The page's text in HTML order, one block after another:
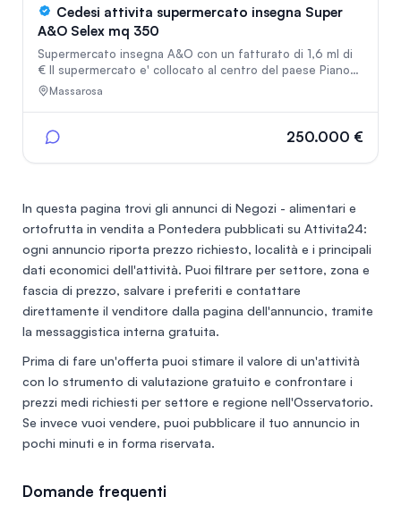
Cedesi attivita supermercato insegna Super
A&O Selex mq 350
Supermercato insegna A&O con un fatturato di 1,6 ml di
€ Il supermercato e' collocato al centro del paese Piano
Di Mommio comune di Massarosa prv.Lu sulla strada
addetto piu libero servizio Frutta e verdura e sala dei
dispone di un impianto fotovoltaico nuovo che genera
Massarosa
250.000 €
In questa pagina trovi gli annunci di Negozi - alimentari e
ortofrutta in vendita a Pontedera pubblicati su Attivita24:
ogni annuncio riporta prezzo richiesto, località e i principali
dati economici dell'attività. Puoi filtrare per settore, zona e
fascia di prezzo, salvare i preferiti e contattare
direttamente il venditore dalla pagina dell'annuncio, tramite
la messaggistica interna gratuita.
Prima di fare un'offerta puoi stimare il valore di un'attività
con lo strumento di valutazione gratuito e confrontare i
prezzi medi richiesti per settore e regione nell'Osservatorio.
Se invece vuoi vendere, puoi pubblicare il tuo annuncio in
pochi minuti e in forma riservata.
Domande frequenti